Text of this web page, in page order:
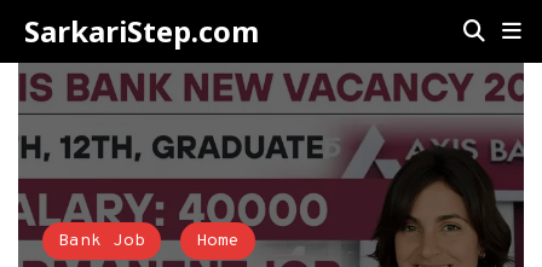
SarkariStep.com
Bank Job Home